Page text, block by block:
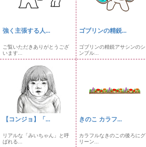
強く主張する人...
ご覧いただきありがとうござ
います...
ゴブリンの精鋭...
ゴブリンの精鋭アサシンのシ
ンプル...
【コンジョ】「...
リアルな「みいちゃん」と呼
ばれる...
きのこ カラフ...
カラフルなきのこの後ろにグ
リーン...